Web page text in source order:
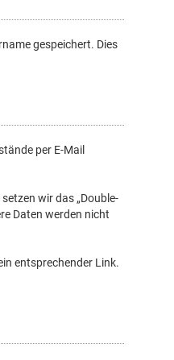
gespeichert. Dies
per E-Mail
wir das „Double-
Daten werden nicht
entsprechender Link.